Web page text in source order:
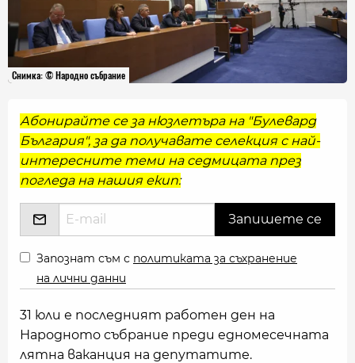
Снимка: © Народно събрание
Абонирайте се за нюзлетъра на "Булевард
България", за да получавате селекция с най-
интересните теми на седмицата през
погледа на нашия екип:
Запознат съм с политиката за съхранение
на лични данни
31 юли е последният работен ден на
Народното събрание преди едномесечната
лятна ваканция на депутатите.